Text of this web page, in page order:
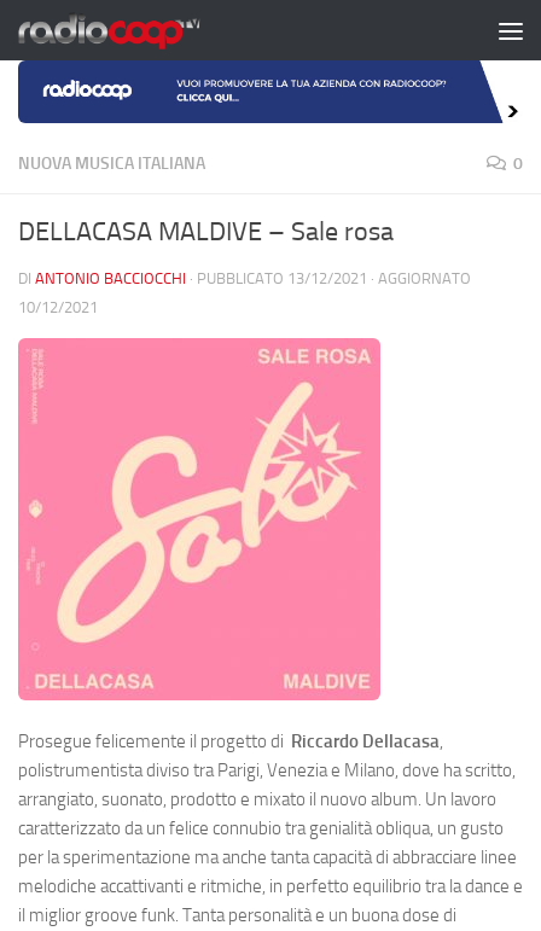
Salta al contenuto
NUOVA MUSICA ITALIANA 0
DELLACASA MALDIVE – Sale rosa
DI ANTONIO BACCIOCCHI · PUBBLICATO 13/12/2021 · AGGIORNATO
10/12/2021
Prosegue felicemente il progetto di Riccardo Dellacasa,
polistrumentista diviso tra Parigi, Venezia e Milano, dove ha scritto,
arrangiato, suonato, prodotto e mixato il nuovo album. Un lavoro
caratterizzato da un felice connubio tra genialità obliqua, un gusto
per la sperimentazione ma anche tanta capacità di abbracciare linee
melodiche accattivanti e ritmiche, in perfetto equilibrio tra la dance e
il miglior groove funk. Tanta personalità e un buona dose di